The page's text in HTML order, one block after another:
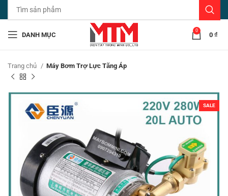
DANH MỤC
0
0 ₫
Trang chủ Máy Bơm Trợ Lực Tăng Áp
SALE